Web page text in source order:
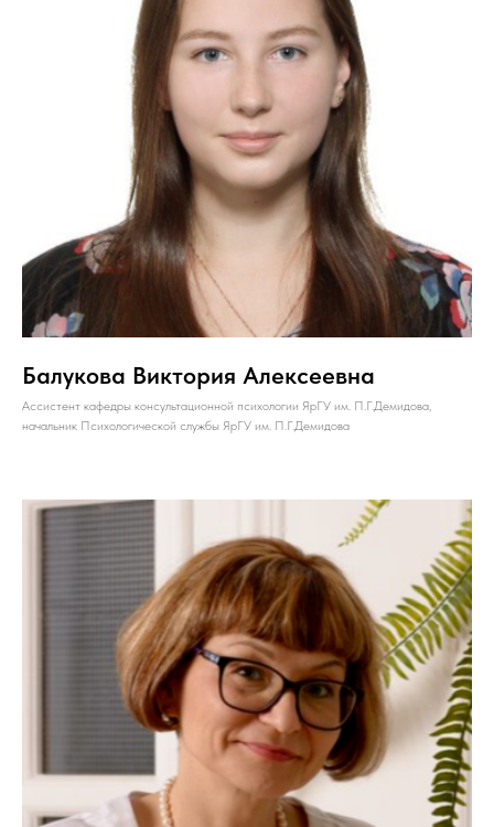
Балукова Виктория Алексеевна
Ассистент кафедры консультационной психологии ЯрГУ им. П.Г.Демидова,
начальник Психологической службы ЯрГУ им. П.Г.Демидова